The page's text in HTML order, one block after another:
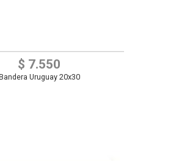
$ 7.550
Uruguay 20x30